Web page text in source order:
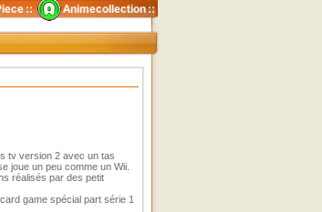
tv version 2 avec un tas
joue un peu comme un Wii.
réalisés par des petit
game spécial part série 1